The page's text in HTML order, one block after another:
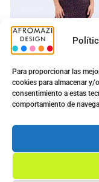
Para proporcionar las
cookies para almacenar y/
consentimiento a estas
comportamiento de
Vestido Largo